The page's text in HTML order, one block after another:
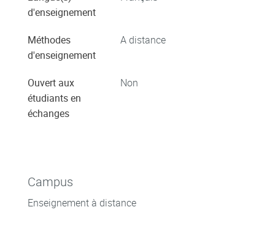
d'enseignement
Méthodes
d'enseignement
A distance
Ouvert aux
étudiants en
échanges
Non
Campus
Enseignement à distance